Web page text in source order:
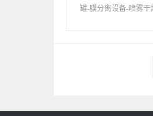
罐-膜分离设备-喷雾干